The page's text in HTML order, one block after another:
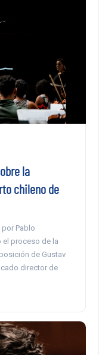
la
chileno de
Pablo
el proceso de la
de Gustav
director de